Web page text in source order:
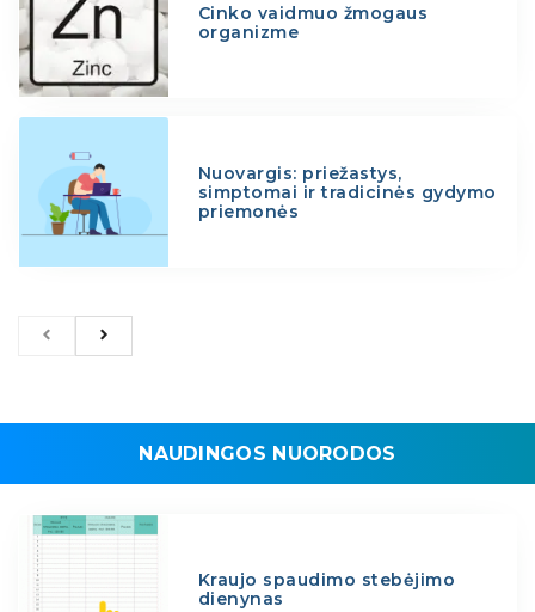
Cinko vaidmuo žmogaus
organizme
Nuovargis: priežastys,
simptomai ir tradicinės gydymo
priemonės
NAUDINGOS NUORODOS
Kraujo spaudimo stebėjimo
dienynas